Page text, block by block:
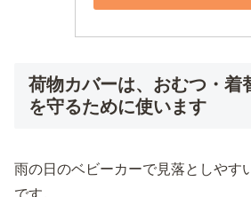
荷物カバーは、おむつ・着
を守るために使います
雨の日のベビーカーで見落としやす